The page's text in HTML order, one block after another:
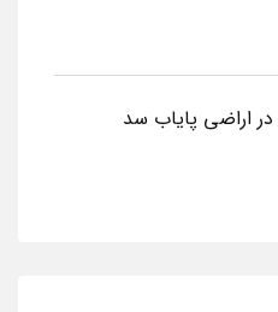
اراضی پایاب سد